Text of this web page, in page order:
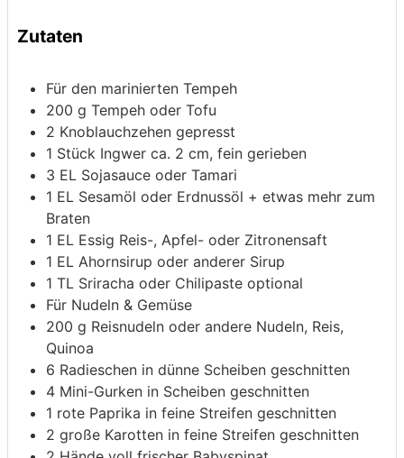
Zutaten
Für den marinierten Tempeh
200 g Tempeh oder Tofu
2 Knoblauchzehen gepresst
1 Stück Ingwer ca. 2 cm, fein gerieben
3 EL Sojasauce oder Tamari
1 EL Sesamöl oder Erdnussöl + etwas mehr zum
Braten
1 EL Essig Reis-, Apfel- oder Zitronensaft
1 EL Ahornsirup oder anderer Sirup
1 TL Sriracha oder Chilipaste optional
Für Nudeln & Gemüse
200 g Reisnudeln oder andere Nudeln, Reis,
Quinoa
6 Radieschen in dünne Scheiben geschnitten
4 Mini-Gurken in Scheiben geschnitten
1 rote Paprika in feine Streifen geschnitten
2 große Karotten in feine Streifen geschnitten